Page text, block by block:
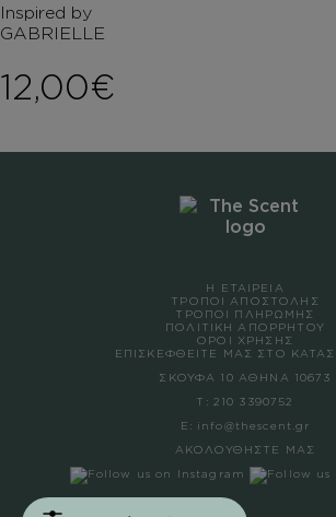
Inspired by
GABRIELLE
12,00€
Η ΕΤΑΙΡΕΙΑ
ΤΡΟΠΟΙ ΑΠΟΣΤΟΛΗΣ
ΤΡΟΠΟΙ ΠΛΗΡΩΜΗΣ
ΠΟΛΙΤΙΚΗ ΑΠΟΡΡΗΤΟΥ
ΟΡΟΙ ΧΡΗΣΗΣ
ΕΠΙΣΚΕΦΘΕΙΤΕ ΜΑΣ ΣΤΟ
ΣΚΟΥΦΑ 10 ΑΘΗΝΑ 10673
Τ: 210 3390752
Ε: info@thescent.gr
ΑΚΟΛΟΥΘΗΣΤΕ ΜΑΣ